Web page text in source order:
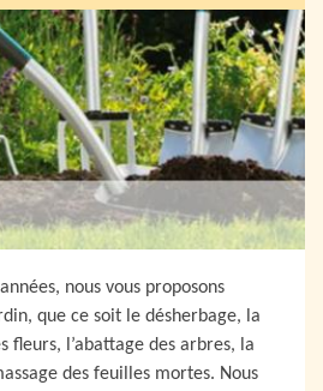
nous vous proposons
que ce soit le désherbage, la
fleurs, l’abattage des arbres, la
des feuilles mortes. Nous